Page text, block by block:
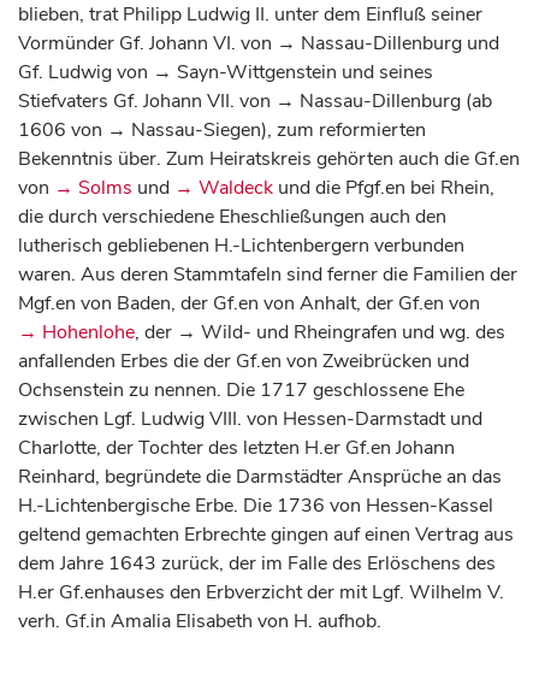
blieben, trat Philipp Ludwig II. unter dem Einfluß seiner
Vormünder Gf. Johann VI. von → Nassau-Dillenburg und
Gf. Ludwig von → Sayn-Wittgenstein und seines
Stiefvaters Gf. Johann VII. von → Nassau-Dillenburg (ab
1606 von → Nassau-Siegen), zum reformierten
Bekenntnis über. Zum Heiratskreis gehörten auch die Gf.en
von → Solms und → Waldeck und die Pfgf.en bei Rhein,
die durch verschiedene Eheschließungen auch den
lutherisch gebliebenen H.-Lichtenbergern verbunden
waren. Aus deren Stammtafeln sind ferner die Familien der
Mgf.en von Baden, der Gf.en von Anhalt, der Gf.en von
→ Hohenlohe, der → Wild- und Rheingrafen und wg. des
anfallenden Erbes die der Gf.en von Zweibrücken und
Ochsenstein zu nennen. Die 1717 geschlossene Ehe
zwischen Lgf. Ludwig VIII. von Hessen-Darmstadt und
Charlotte, der Tochter des letzten H.er Gf.en Johann
Reinhard, begründete die Darmstädter Ansprüche an das
H.-Lichtenbergische Erbe. Die 1736 von Hessen-Kassel
geltend gemachten Erbrechte gingen auf einen Vertrag aus
dem Jahre 1643 zurück, der im Falle des Erlöschens des
H.er Gf.enhauses den Erbverzicht der mit Lgf. Wilhelm V.
verh. Gf.in Amalia Elisabeth von H. aufhob.